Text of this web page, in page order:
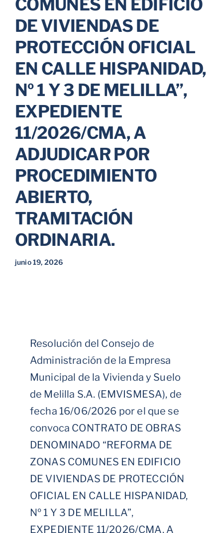
DE VIVIENDAS DE
PROTECCIÓN OFICIAL
EN CALLE HISPANIDAD,
Nº 1 Y 3 DE MELILLA”,
EXPEDIENTE
11/2026/CMA, A
ADJUDICAR POR
PROCEDIMIENTO
ABIERTO,
TRAMITACIÓN
ORDINARIA.
junio 19, 2026
Resolución del Consejo de
Administración de la Empresa
Municipal de la Vivienda y Suelo
de Melilla S.A. (EMVISMESA), de
fecha 16/06/2026 por el que se
convoca CONTRATO DE OBRAS
DENOMINADO “REFORMA DE
ZONAS COMUNES EN EDIFICIO
DE VIVIENDAS DE PROTECCIÓN
OFICIAL EN CALLE HISPANIDAD,
Nº 1 Y 3 DE MELILLA”,
EXPEDIENTE 11/2026/CMA, A